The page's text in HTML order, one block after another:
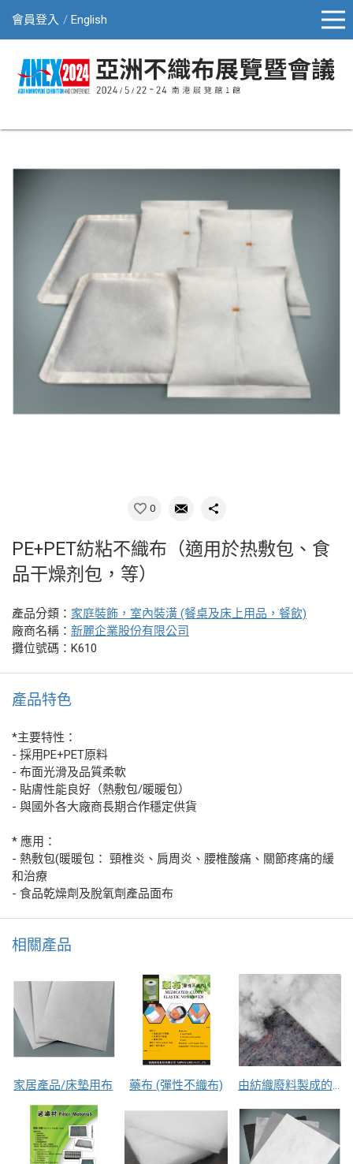
會員登入 English
0
PE+PET紡粘不織布（適用於热敷包、食
品干燥剂包，等）
產品分類： 家庭裝飾，室內裝潢 (餐桌及床上用品，餐飲)
廠商名稱： 新麗企業股份有限公司
攤位號碼：K610
產品特色
*主要特性：
- 採用PE+PET原料
- 布面光滑及品質柔軟
- 貼膚性能良好（熱敷包/暖暖包）
- 與國外各大廠商長期合作穩定供貨
* 應用：
- 熱敷包(暖暖包： 頸椎炎、肩周炎、腰椎酸痛、關節疼痛的緩
和治療
- 食品乾燥劑及脫氧劑產品面布
相關產品
家居產品/床墊用布 藥布 (彈性不織布) 由紡織廢料製成的保溫棉